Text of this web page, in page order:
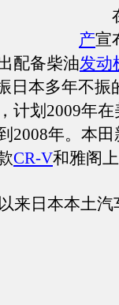
在
产宣
配备柴油发动
日本多年不振
计划2009年
2008年。本
CR-V和雅阁
日本本土汽